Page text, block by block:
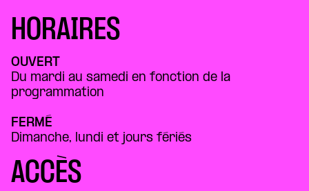
HORAIRES
OUVERT
Du mardi au samedi en fonction de la
programmation
FERMÉ
Dimanche, lundi et jours fériés
ACCÈS